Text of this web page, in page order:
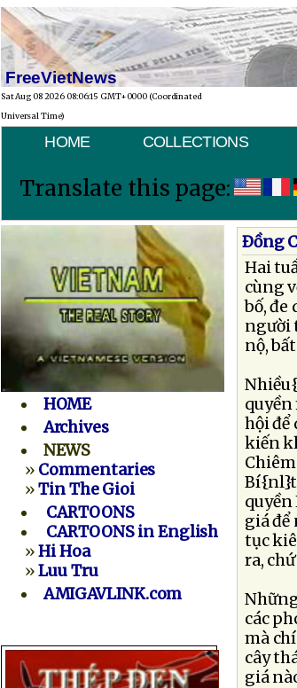
FreeVietNews
Sat Aug 08 2026 08:06:15 GMT+0000 (Coordinated
Universal Time)
HOME COLLECTIONS
Translate this page:
HOME
Archives
NEWS
» Commentaries
»Tin The Gioi
CARTOONS
CARTOONS in English
»Hi Hoa
»Luu Tru
AMIGAVLINK.com
Ðồng
Hai
cùng
bố, đe
người
nộ,
hội để
kiến
giá
tục
ra,
các
mà
cây
giá